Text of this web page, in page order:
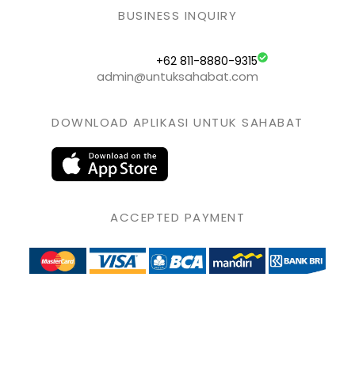
BUSINESS INQUIRY
+62 811-8880-9315
admin@untuksahabat.com
DOWNLOAD APLIKASI UNTUK SAHABAT
ACCEPTED PAYMENT